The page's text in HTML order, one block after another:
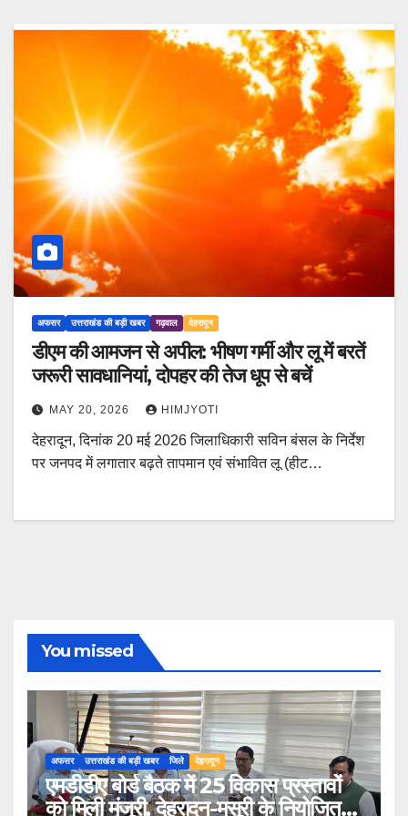
अफसर उत्तराखंड की बड़ी खबर गढ़वाल देहरादून
डीएम की आमजन से अपील: भीषण गर्मी और लू में बरतें
जरूरी सावधानियां, दोपहर की तेज धूप से बचें
MAY 20, 2026 HIMJYOTI
देहरादून, दिनांक 20 मई 2026 जिलाधिकारी सविन बंसल के निर्देश
पर जनपद में लगातार बढ़ते तापमान एवं संभावित लू (हीट…
You missed
अफसर उत्तराखंड की बड़ी खबर जिले देहरादून
एमडीडीए बोर्ड बैठक में 25 विकास प्रस्तावों
को मिली मंजूरी, देहरादून-मसूरी के नियोजित